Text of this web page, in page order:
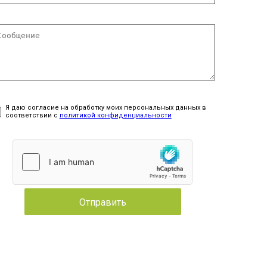
Я даю согласие на обработку моих персональных данных в
соответствии с политикой конфиденциальности